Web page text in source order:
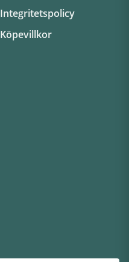
Integritetspolicy
Köpevillkor